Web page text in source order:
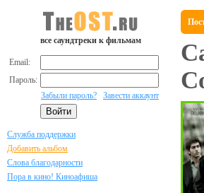
все саундтреки к фильмам
Email:
Пароль:
Забыли пароль?
Завести аккаунт
Служба поддержки
Добавить альбом
Слова благодарности
Пора в кино! Киноафиша